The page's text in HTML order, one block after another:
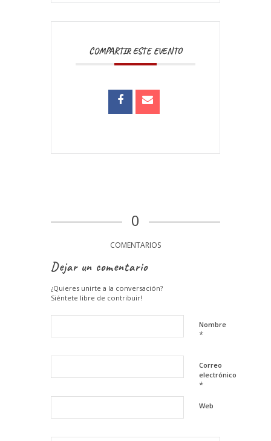
COMPARTIR ESTE EVENTO
0
COMENTARIOS
Dejar un comentario
¿Quieres unirte a la conversación?
Siéntete libre de contribuir!
Nombre
*
Correo
electrónico
*
Web